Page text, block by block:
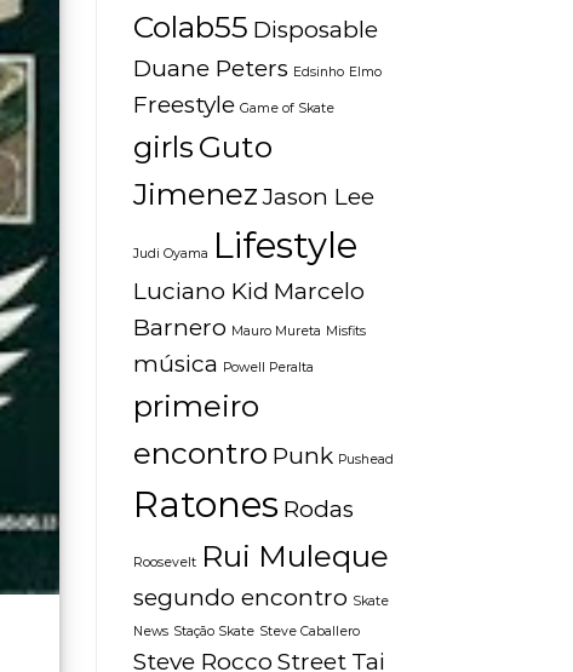
Colab55 Disposable
Duane Peters Edsinho Elmo
Freestyle Game of Skate
girls Guto
JimenezJason Lee
Judi Oyama Lifestyle
Luciano Kid Marcelo
Barnero Mauro Mureta Misfits
música Powell Peralta
primeiro
encontro Punk Pushead
Ratones Rodas
Roosevelt Rui Muleque
segundo encontro Skate
News Stação Skate Steve Caballero
Steve Rocco Street Tai